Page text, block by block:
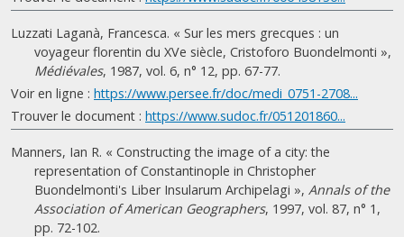
Luzzati Laganà, Francesca. « Sur les mers grecques : un
voyageur florentin du XVe siècle, Cristoforo Buondelmonti »,
Médiévales, 1987, vol. 6, n° 12, pp. 67-77.
Voir en ligne : https://www.persee.fr/doc/medi_0751-2708...
Trouver le document : https://www.sudoc.fr/051201860...
Manners, Ian R. « Constructing the image of a city: the
representation of Constantinople in Christopher
Buondelmonti's Liber Insularum Archipelagi », Annals of the
Association of American Geographers, 1997, vol. 87, n° 1,
pp. 72-102.